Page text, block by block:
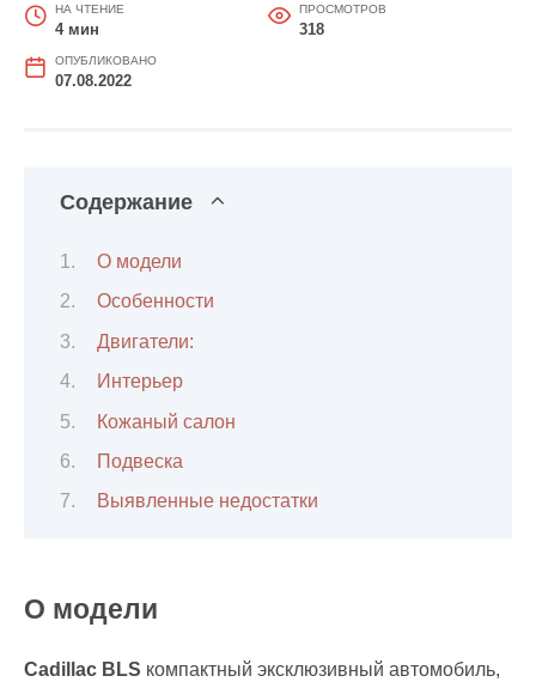
НА ЧТЕНИЕ
4 мин
ПРОСМОТРОВ
318
ОПУБЛИКОВАНО
07.08.2022
Содержание
О модели
Особенности
Двигатели:
Интерьер
Кожаный салон
Подвеска
Выявленные недостатки
О модели
Cadillac BLS компактный эксклюзивный автомобиль,